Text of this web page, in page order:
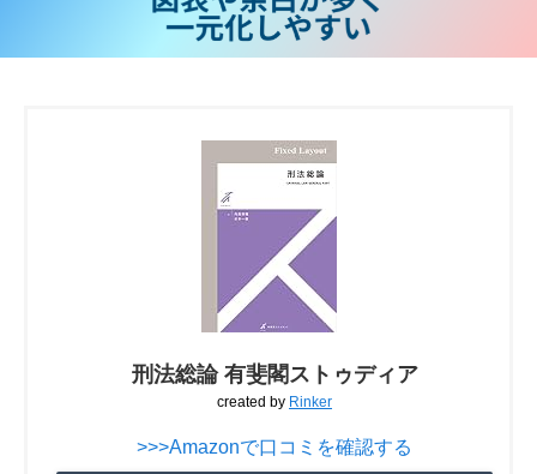
刑法総論 有斐閣ストゥディア
created by Rinker
>>>Amazonで口コミを確認する